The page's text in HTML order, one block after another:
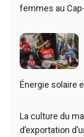
femmes au
Énergie solaire
La culture du
d’exportation